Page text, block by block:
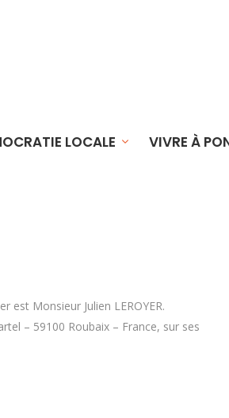
LOCALE VIVRE À
est Monsieur Julien LEROYER.
– 59100 Roubaix – France, sur ses